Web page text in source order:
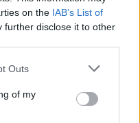
on the IAB’s List of
further disclose it to other
Outs
of my
първи път
вируси